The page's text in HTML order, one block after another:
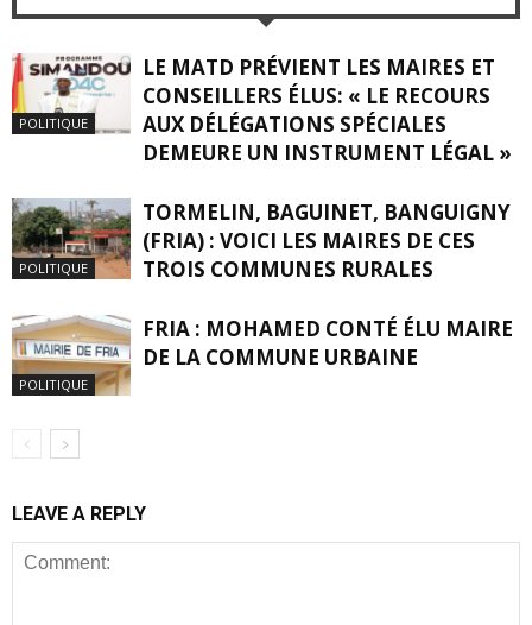
POLITIQUE
LE MATD PRÉVIENT LES MAIRES ET
CONSEILLERS ÉLUS: « LE RECOURS
AUX DÉLÉGATIONS SPÉCIALES
DEMEURE UN INSTRUMENT LÉGAL »
POLITIQUE
TORMELIN, BAGUINET, BANGUIGNY
(FRIA) : VOICI LES MAIRES DE CES
TROIS COMMUNES RURALES
POLITIQUE
FRIA : MOHAMED CONTÉ ÉLU MAIRE
DE LA COMMUNE URBAINE
LEAVE A REPLY